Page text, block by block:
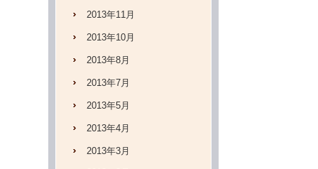
2013年11月
2013年10月
2013年8月
2013年7月
2013年5月
2013年4月
2013年3月